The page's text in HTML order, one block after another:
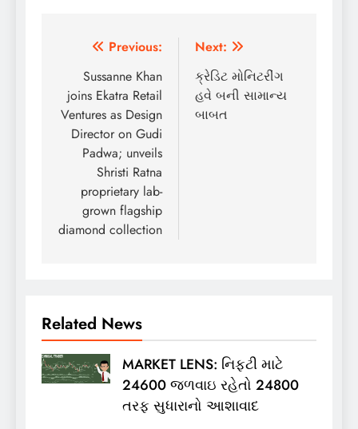
Post
navigation
Previous:
Sussanne Khan
joins Ekatra Retail
Ventures as Design
Director on Gudi
Padwa; unveils
Shristi Ratna
proprietary lab-
grown flagship
diamond collection
Next:
ક્રેડિટ મોનિટરીંગ
હવે બની સામાન્ય
બાબત
Related News
MARKET LENS: નિફ્ટી માટે
24600 જળવાઇ રહેતો 24800
તરફ સુધારાનો આશાવાદ